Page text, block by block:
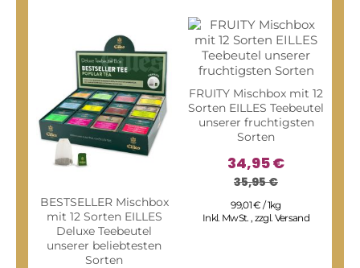
BESTSELLER Mischbox
mit 12 Sorten EILLES
Deluxe Teebeutel
unserer beliebtesten
Sorten
FRUITY Mischbox mit 12
Sorten EILLES Teebeutel
unserer fruchtigsten
Sorten
34,95 €
35,95 €
99,01 € / 1kg
Inkl. MwSt. , zzgl. Versand